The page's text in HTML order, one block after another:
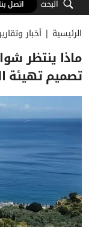
البحث اتصل بنا
الرئيسية| أخبار وتقارير
ماذا ينتظر
تصميم تهيئة